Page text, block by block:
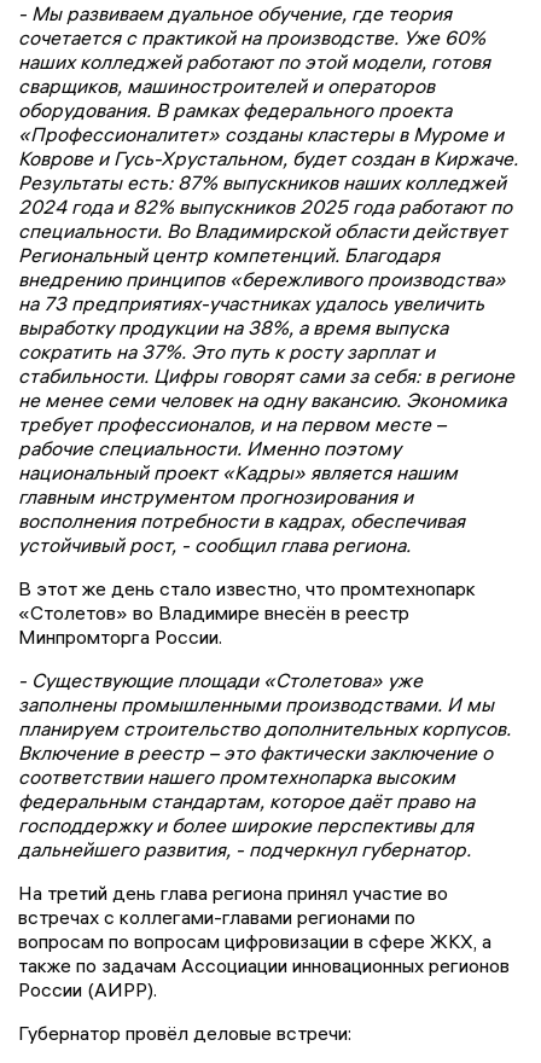
- Мы развиваем дуальное обучение, где теория
сочетается с практикой на производстве. Уже 60%
наших колледжей работают по этой модели, готовя
сварщиков, машиностроителей и операторов
оборудования. В рамках федерального проекта
«Профессионалитет» созданы кластеры в Муроме и
Коврове и Гусь-Хрустальном, будет создан в Киржаче.
Результаты есть: 87% выпускников наших колледжей
2024 года и 82% выпускников 2025 года работают по
специальности. Во Владимирской области действует
Региональный центр компетенций. Благодаря
внедрению принципов «бережливого производства»
на 73 предприятиях-участниках удалось увеличить
выработку продукции на 38%, а время выпуска
сократить на 37%. Это путь к росту зарплат и
стабильности. Цифры говорят сами за себя: в регионе
не менее семи человек на одну вакансию. Экономика
требует профессионалов, и на первом месте –
рабочие специальности. Именно поэтому
национальный проект «Кадры» является нашим
главным инструментом прогнозирования и
восполнения потребности в кадрах, обеспечивая
устойчивый рост, - сообщил глава региона.
В этот же день стало известно, что промтехнопарк
«Столетов» во Владимире внесён в реестр
Минпромторга России.
- Существующие площади «Столетова» уже
заполнены промышленными производствами. И мы
планируем строительство дополнительных корпусов.
Включение в реестр – это фактически заключение о
соответствии нашего промтехнопарка высоким
федеральным стандартам, которое даёт право на
господдержку и более широкие перспективы для
дальнейшего развития, - подчеркнул губернатор.
На третий день глава региона принял участие во
встречах с коллегами-главами регионами по
вопросам по вопросам цифровизации в сфере ЖКХ, а
также по задачам Ассоциации инновационных регионов
России (АИРР).
Губернатор провёл деловые встречи: